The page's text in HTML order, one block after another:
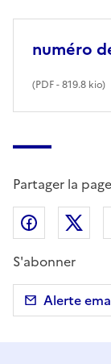
numéro
(PDF- 819.8 kio)
Partager la page
Partager
S'abonner
Alerte